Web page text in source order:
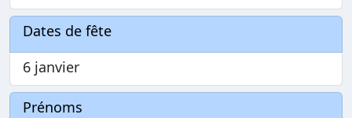
Dates de fête
6 janvier
Prénoms